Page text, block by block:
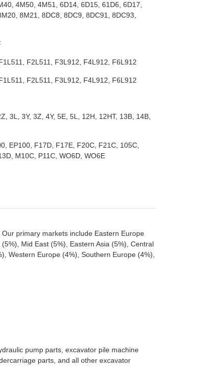
4M50, 4M51, 6D14, 6D15, 61D6, 6D17,
8M21, 8DC8, 8DC9, 8DC91, 8DC93,
F2L511, F3L912, F4L912, F6L912
F2L511, F3L912, F4L912, F6L912
3L, 3Y, 3Z, 4Y, 5E, 5L, 12H, 12HT, 13B, 14B,
EP100, F17D, F17E, F20C, F21C, 105C,
M10C, P11C, WO6D, WO6E
primary markets include Eastern Europe
Mid East (5%), Eastern Asia (5%), Central
Western Europe (4%), Southern Europe (4%),
pump parts, excavator pile machine
parts, and all other excavator